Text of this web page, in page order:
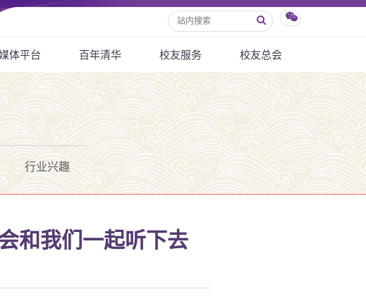
体平台 百年清华 校友服务 校友总会
行业兴趣
和我们一起听下去